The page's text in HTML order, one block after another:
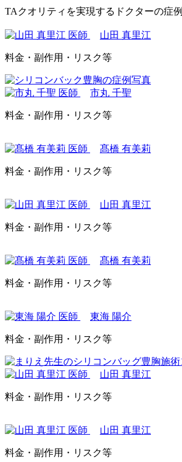
TAクオリティを実現するドクターの症例
山田 真里江
料金・副作用・リスク等
市丸 千聖
料金・副作用・リスク等
髙橋 有美莉
料金・副作用・リスク等
山田 真里江
料金・副作用・リスク等
髙橋 有美莉
料金・副作用・リスク等
東海 陽介
料金・副作用・リスク等
山田 真里江
料金・副作用・リスク等
山田 真里江
料金・副作用・リスク等